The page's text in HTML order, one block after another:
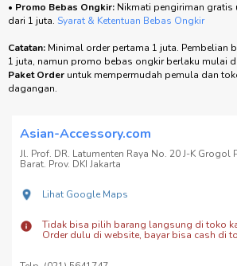
• Promo Bebas Ongkir: Nikmati pengiriman gratis
dari 1 juta. Syarat & Ketentuan Bebas Ongkir
Catatan: Minimal order pertama 1 juta. Pembelian
1 juta, namun promo bebas ongkir berlaku mulai
Paket Order untuk mempermudah pemula dan
dagangan.
Asian-Accessory.com
Jl. Prof. DR. Latumenten Raya No. 20 J-K Grogol
Barat. Prov. DKI Jakarta
Lihat Google Maps
Tidak bisa pilih barang langsung di toko
Order dulu di website, bayar bisa cash di